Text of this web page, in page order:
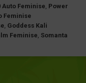
Auto Feminise, Power
Feminise
, Goddess Kali
Feminise, Somanta